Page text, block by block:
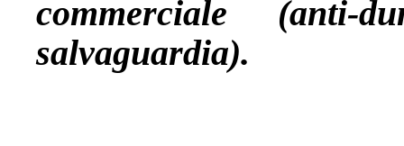
commerciale (anti-
salvaguardia).